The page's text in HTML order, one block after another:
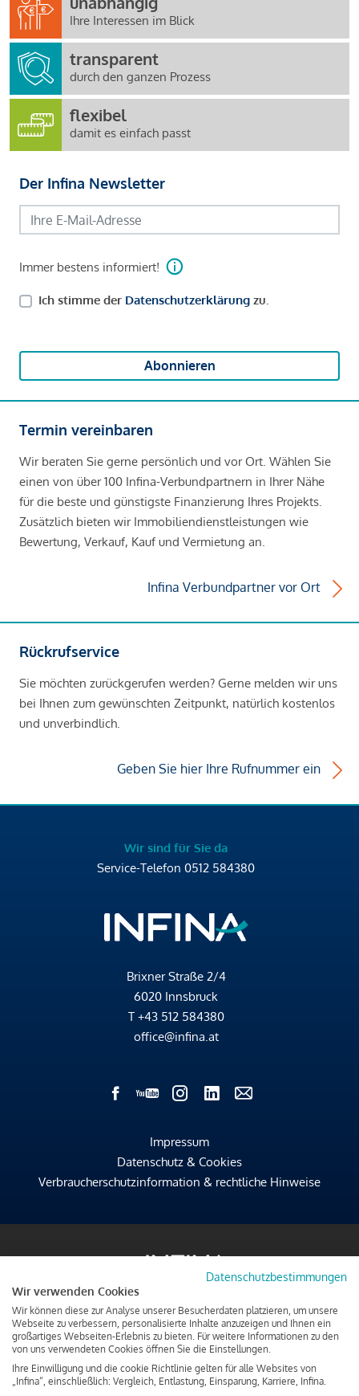
Ihre Interessen im Blick
transparent
durch den ganzen Prozess
flexibel
damit es einfach passt
Der Infina Newsletter
Immer bestens informiert!
Ich stimme der Datenschutzerklärung zu.
Abonnieren
Termin vereinbaren
Wir beraten Sie gerne persönlich und vor Ort. Wählen Sie
einen von über 100 Infina-Verbundpartnern in Ihrer Nähe
für die beste und günstigste Finanzierung Ihres Projekts.
Zusätzlich bieten wir Immobiliendienstleistungen wie
Bewertung, Verkauf, Kauf und Vermietung an.
Infina Verbundpartner vor Ort
Rückrufservice
Sie möchten zurückgerufen werden? Gerne melden wir uns
bei Ihnen zum gewünschten Zeitpunkt, natürlich kostenlos
und unverbindlich.
Geben Sie hier Ihre Rufnummer ein
Wir sind für Sie da
Service-Telefon 0512 584380
Brixner Straße 2/4
6020 Innsbruck
T +43 512 584380
office@infina.at
Impressum
Datenschutz & Cookies
Verbraucherschutzinformation & rechtliche Hinweise
Datenschutzbestimmungen
Wir verwenden Cookies
Wir können diese zur Analyse unserer Besucherdaten platzieren, um unsere
Webseite zu verbessern, personalisierte Inhalte anzuzeigen und Ihnen ein
großartiges Webseiten-Erlebnis zu bieten. Für weitere Informationen zu den
von uns verwendeten Cookies öffnen Sie die Einstellungen.
Ihre Einwilligung und die cookie Richtlinie gelten für alle Websites von
„Infina“, einschließlich: Vergleich, Entlastung, Einsparung, Karriere, Infina.